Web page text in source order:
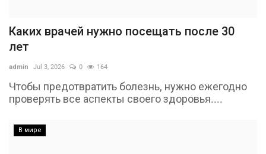
Каких врачей нужно посещать после 30
лет
admin Jul 3, 2026 0 164
Чтобы предотвратить болезнь, нужно ежегодно
проверять все аспекты своего здоровья....
В мире